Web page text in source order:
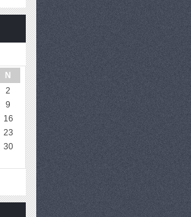
N
2
9
16
23
30